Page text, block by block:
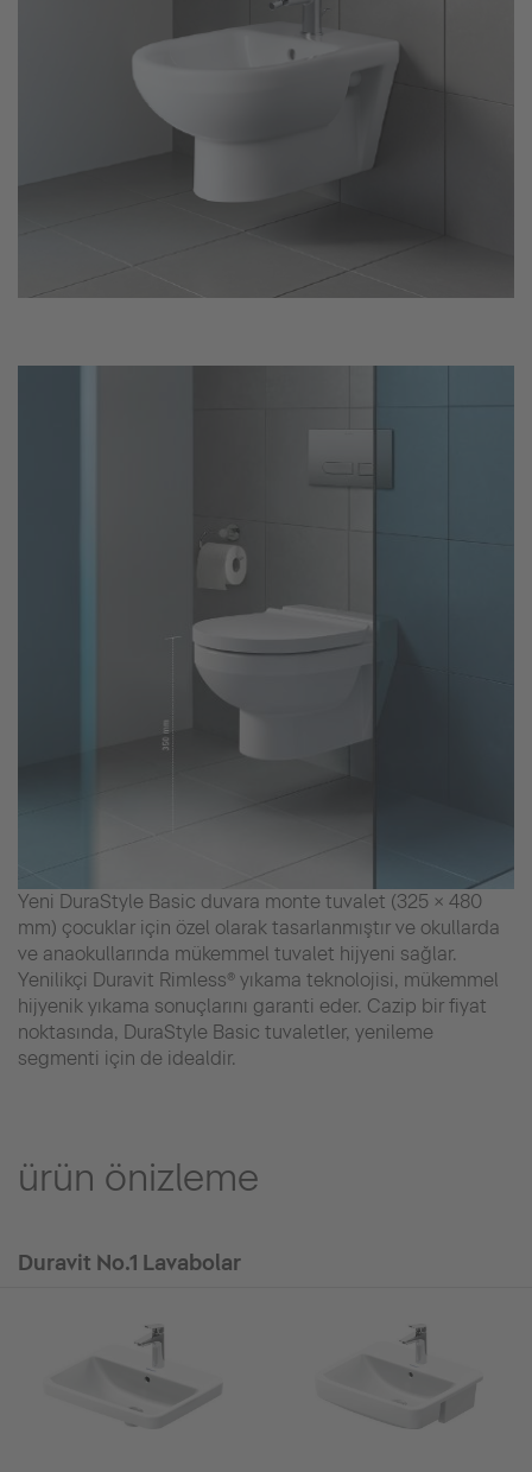
Yeni DuraStyle Basic duvara monte tuvalet (325 × 480
mm) çocuklar için özel olarak tasarlanmıştır ve okullarda
ve anaokullarında mükemmel tuvalet hijyeni sağlar.
Yenilikçi Duravit Rimless® yıkama teknolojisi, mükemmel
hijyenik yıkama sonuçlarını garanti eder. Cazip bir fiyat
noktasında, DuraStyle Basic tuvaletler, yenileme
segmenti için de idealdir.
ürün önizleme
Duravit No.1 Lavabolar